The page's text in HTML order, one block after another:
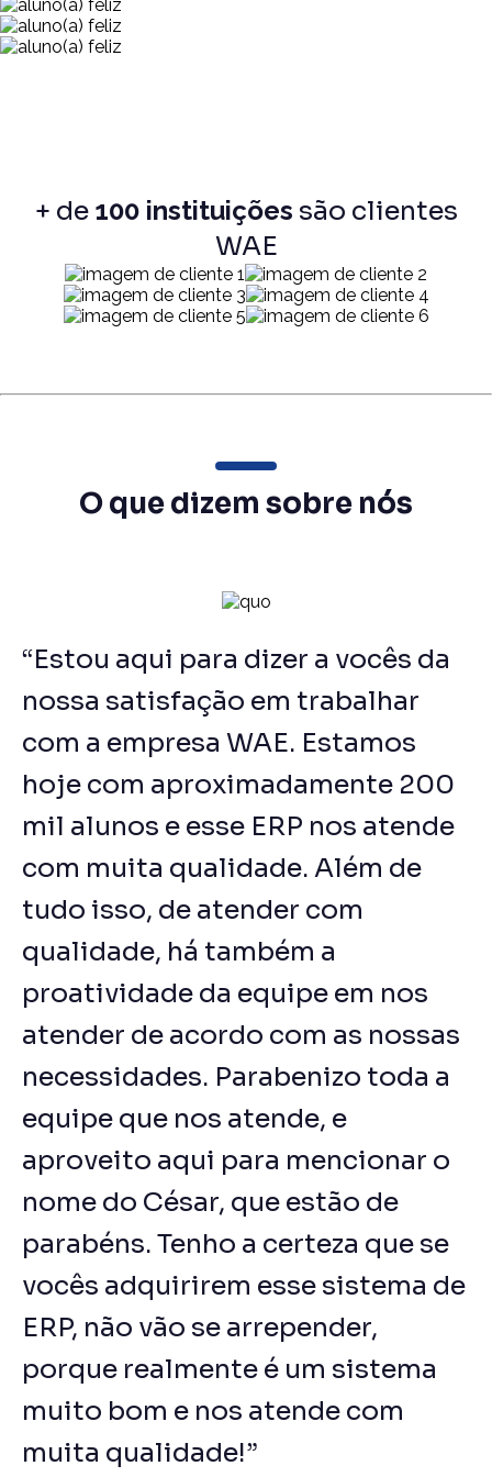
+ de 100 instituições são clientes
WAE
O que dizem sobre nós
“Estou aqui para dizer a vocês da
nossa satisfação em trabalhar
com a empresa WAE. Estamos
hoje com aproximadamente 200
mil alunos e esse ERP nos atende
com muita qualidade. Além de
tudo isso, de atender com
qualidade, há também a
proatividade da equipe em nos
atender de acordo com as nossas
necessidades. Parabenizo toda a
equipe que nos atende, e
aproveito aqui para mencionar o
nome do César, que estão de
parabéns. Tenho a certeza que se
vocês adquirirem esse sistema de
ERP, não vão se arrepender,
porque realmente é um sistema
muito bom e nos atende com
muita qualidade!”